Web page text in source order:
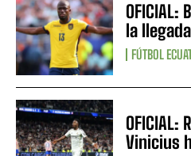
la
FÚTBOL
Vinicius